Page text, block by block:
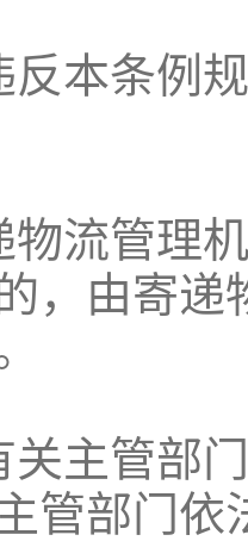
本条例
流管理
，由寄递
主管部
管部门依